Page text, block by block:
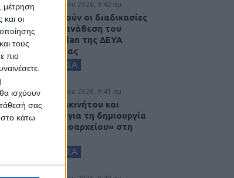
μέτρηση
και οι
τους
πιο
ισχύουν
σας
στο κάτω
8 Αυγούστου 2026, 9:42 πμ
Προχωρούν οι διαδικασίες
για την ανάθεση του
masterplan της ΔΕΥΑ
Καρδίτσας
ΚΑΡΔΙΤΣΑ
8 Αυγούστου 2026, 9:41 πμ
Δωρεά ακινήτου και
μελέτης για τη δημιουργία
«Κειμηλιοαρχείου» στη
ΚΑΡΔΙΤΣΑ